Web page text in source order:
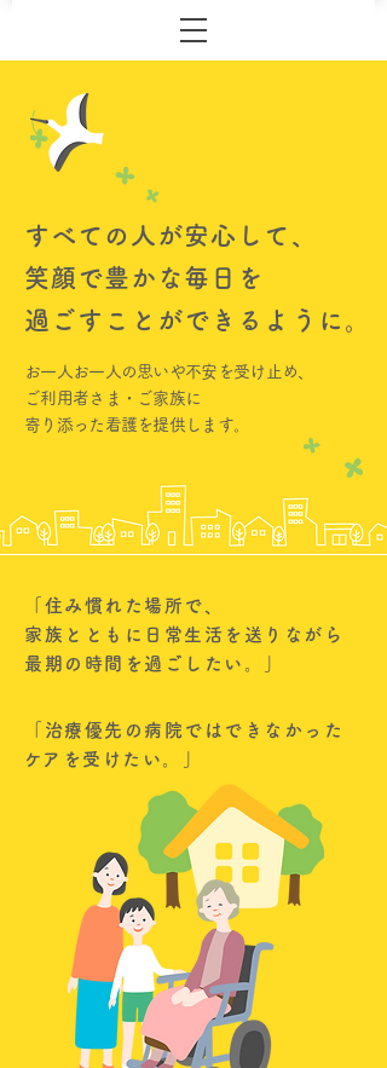
すべての人が安心して、
​笑顔で豊かな毎日を
過ごすことができるように。
お一人お一人の思いや不安を受け止め、
ご利用者さま・ご家族に
​寄り添った看護を提供します。
「住み慣れた場所で、
家族とともに日常生活を送りながら
最期の時間を過ごしたい。」
「治療優先の病院ではできなかった
​ケアを受けたい。」